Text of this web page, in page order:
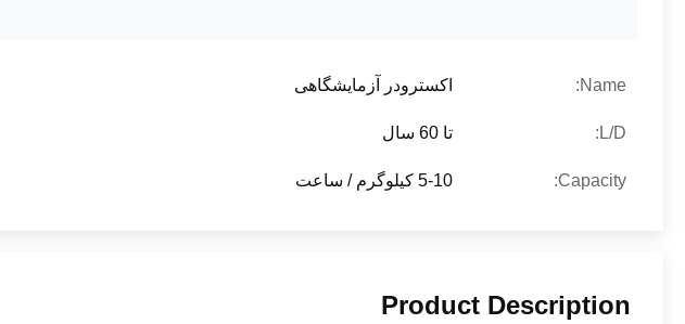
Name: اکسترودر آزمایشگاهی
L/D: تا 60 سال
Capacity: 5-10 کیلوگرم / ساعت
Product Description